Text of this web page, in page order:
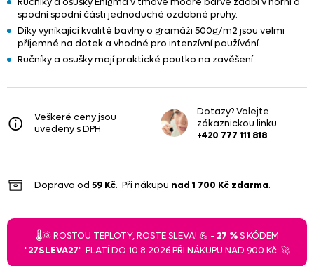
spodní spodní části jednoduché ozdobné pruhy.
Díky vyníkající kvalitě bavlny o gramáži 500g/m2 jsou velmi
příjemné na dotek a vhodné pro intenzívní používání.
Ručníky a osušky mají praktické poutko na zavěšení.
Veškeré ceny jsou
uvedeny s DPH
Dotazy? Volejte
zákaznickou linku
+420 777 111 818
Doprava od 59 Kč. Při nákupu nad 1 700 Kč zdarma.
🌡️🌞 ROSTOU TEPLOTY, ROSTE SLEVA! 💪 - 27 %S KÓDEM
"27SLEVA27". PLATÍ DO 10.8.2026 PŘI NÁKUPU NAD 900 Kč. 🚀